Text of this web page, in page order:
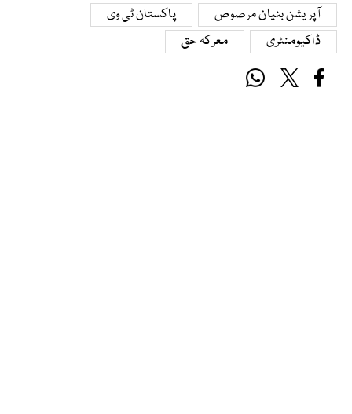
آپریشن بنیان مرصوص
پاکستان ٹی وی
ڈاکیومنٹری
معرکہ حق